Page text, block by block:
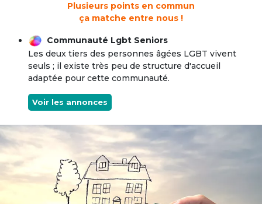
Plusieurs points en commun
ça matche entre nous !
Communauté Lgbt Seniors
Les deux tiers des personnes âgées LGBT vivent
seuls ; il existe très peu de structure d'accueil
adaptée pour cette communauté.
Voir les annonces